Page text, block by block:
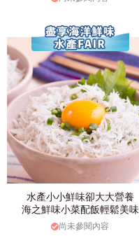
水產小小鮮味卻大大營養
海之鮮味小菜配飯輕鬆美味
尚未參閱內容